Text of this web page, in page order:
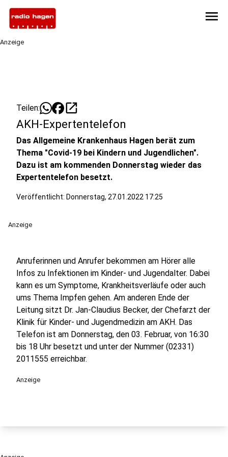
menu
Anzeige
Teilen: open_in_new
AKH-Expertentelefon
Das Allgemeine Krankenhaus Hagen berät zum
Thema "Covid-19 bei Kindern und Jugendlichen".
Dazu ist am kommenden Donnerstag wieder das
Expertentelefon besetzt.
Veröffentlicht: Donnerstag, 27.01.2022 17:25
Anzeige
Anruferinnen und Anrufer bekommen am Hörer alle
Infos zu Infektionen im Kinder- und Jugendalter. Dabei
kann es um Symptome, Krankheitsverläufe oder auch
ums Thema Impfen gehen. Am anderen Ende der
Leitung sitzt Dr. Jan-Claudius Becker, der Chefarzt der
Klinik für Kinder- und Jugendmedizin am AKH. Das
Telefon ist am Donnerstag, den 03. Februar, von 16:30
bis 18 Uhr besetzt und unter der Nummer (02331)
2011555 erreichbar.
Anzeige